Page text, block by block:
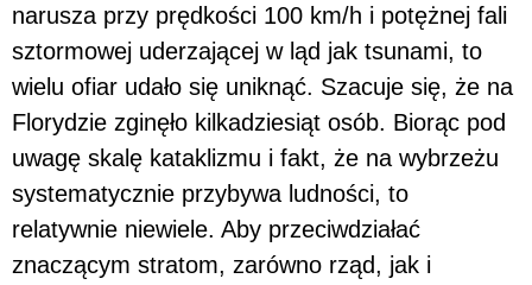
narusza przy prędkości 100 km/h i potężnej fali
sztormowej uderzającej w ląd jak tsunami, to
wielu ofiar udało się uniknąć. Szacuje się, że na
Florydzie zginęło kilkadziesiąt osób. Biorąc pod
uwagę skalę kataklizmu i fakt, że na wybrzeżu
systematycznie przybywa ludności, to
relatywnie niewiele. Aby przeciwdziałać
znaczącym stratom, zarówno rząd, jak i